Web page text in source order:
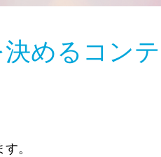
めるコンテ
。